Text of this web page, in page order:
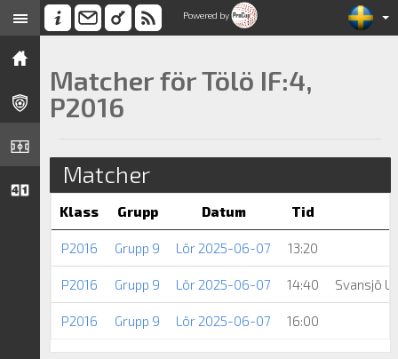
Powered by
Matcher för Tölö IF:4,
P2016
Matcher
Klass Grupp Datum Tid
P2016 Grupp 9 Lör 2025-06-07 13:20
P2016 Grupp 9 Lör 2025-06-07 14:40 Svansjö
P2016 Grupp 9 Lör 2025-06-07 16:00